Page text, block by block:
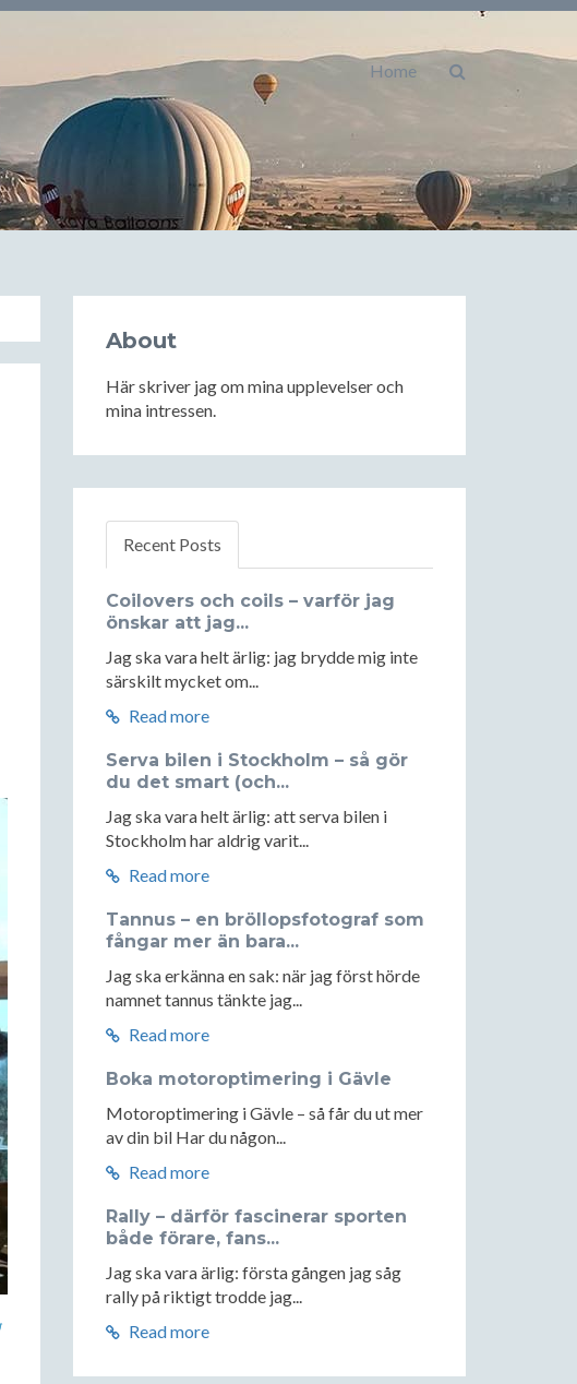
Home
About
Här skriver jag om mina upplevelser och
mina intressen.
Recent Posts
Coilovers och coils – varför jag
önskar att jag...
Jag ska vara helt ärlig: jag brydde mig inte
särskilt mycket om...
Read more
Serva bilen i Stockholm – så gör
du det smart (och...
Jag ska vara helt ärlig: att serva bilen i
Stockholm har aldrig varit...
Read more
Tannus – en bröllopsfotograf som
fångar mer än bara...
Jag ska erkänna en sak: när jag först hörde
namnet tannus tänkte jag...
Read more
Boka motoroptimering i Gävle
Motoroptimering i Gävle – så får du ut mer
av din bil Har du någon...
Read more
Rally – därför fascinerar sporten
både förare, fans...
Jag ska vara ärlig: första gången jag såg
rally på riktigt trodde jag...
Read more